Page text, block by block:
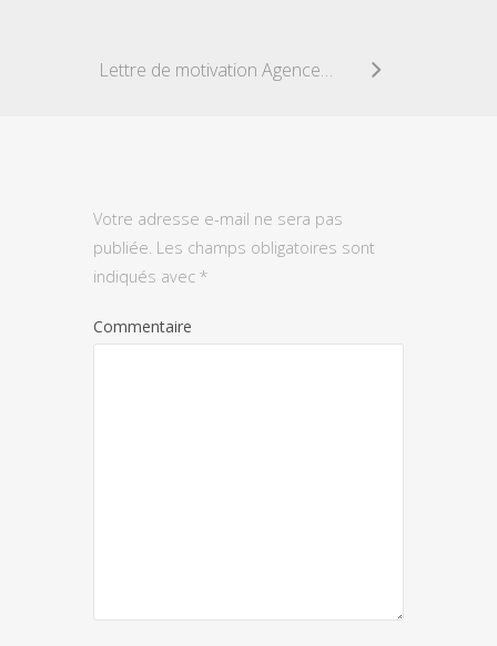
Lettre de motivation Agenceur de Cuisine et Salle de Bains
Votre adresse e-mail ne sera pas
publiée. Les champs obligatoires sont
indiqués avec *
Commentaire